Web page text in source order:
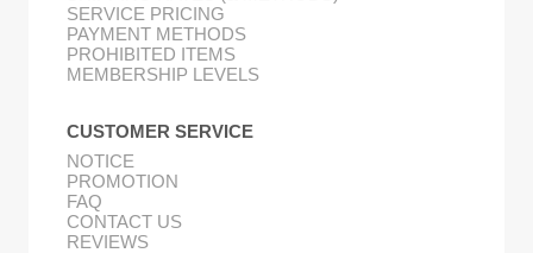
SERVICE PRICING
PAYMENT METHODS
PROHIBITED ITEMS
MEMBERSHIP LEVELS
CUSTOMER SERVICE
NOTICE
PROMOTION
FAQ
CONTACT US
REVIEWS